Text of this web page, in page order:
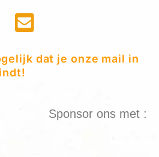
dat je onze mail in
Sponsor ons met :